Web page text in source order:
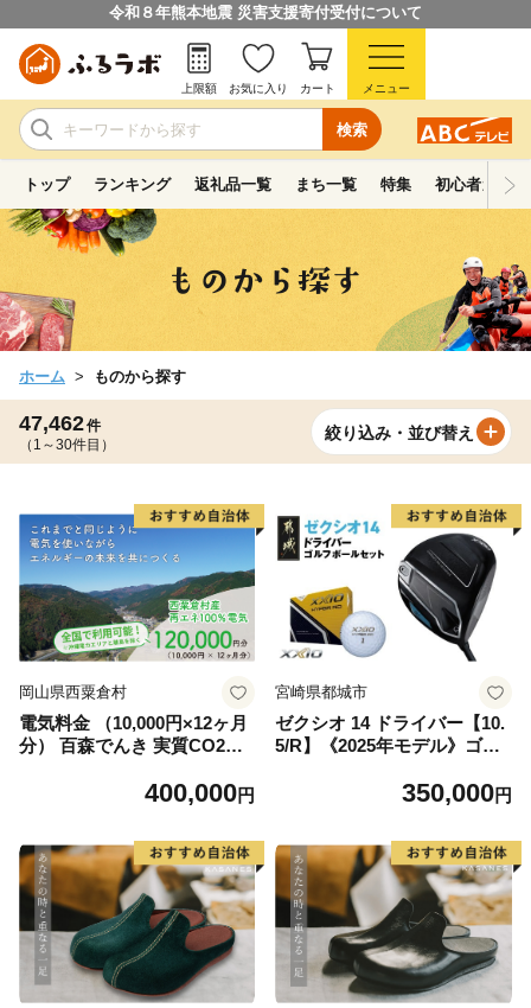
令和８年熊本地震 災害支援寄付受付について
検索
上限額 お気に入り カート メニュー
トップ ランキング 返礼品一覧 まち一覧 特集 初心者ガイド
ホーム ものから探す
47,462件
（1～30件目）
絞り込み・並び替え
岡山県西粟倉村
電気料金 （10,000円×12ヶ月
分） 百森でんき 実質CO2フ
炭素 ゼロカーボン 岡山県 西
400,000円
宮崎県都城市
ゼクシオ 14 ドライバー【10.
5/R】《2025年モデル》ゴル
5R _(都城市)ダンロップ ゼク
ボンシャフト ゴルフ用品 ス
ポーツ用品 日本製 MADE IN
JAPAN 国産 ゴルフクラブ
350,000円